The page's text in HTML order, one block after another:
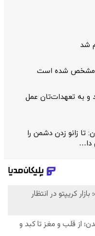
شد
مشخص شده است
و به تعهدات‌تان عمل
زانو زدن دشمن را
دا…